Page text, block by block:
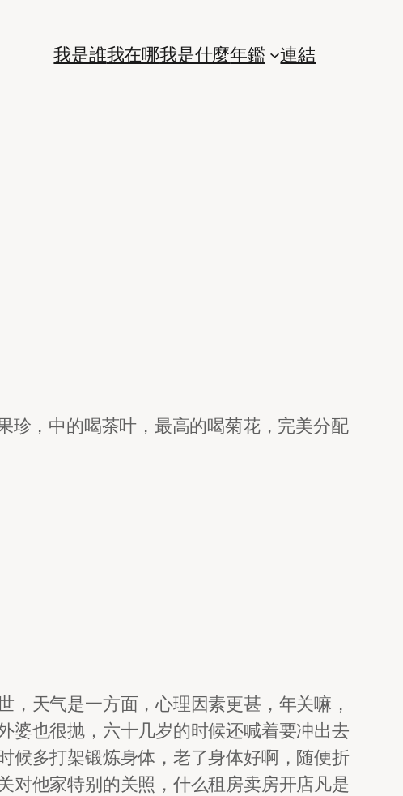
我是誰我在哪我是什麼年鑑 連結
珍，中的喝茶叶，最高的喝菊花，完美分配
天气是一方面，心理因素更甚，年关嘛，
婆也很抛，六十几岁的时候还喊着要冲出去
候多打架锻炼身体，老了身体好啊，随便折
对他家特别的关照，什么租房卖房开店凡是